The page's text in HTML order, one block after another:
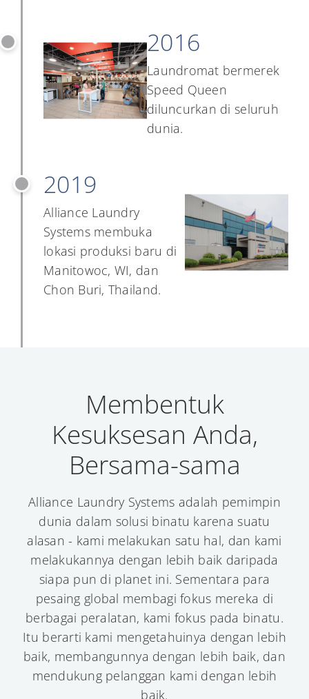
2016
Laundromat bermerek
Speed Queen
diluncurkan di seluruh
dunia.
2019
Alliance Laundry
Systems membuka
lokasi produksi baru di
Manitowoc, WI, dan
Chon Buri, Thailand.
Membentuk
Kesuksesan Anda,
Bersama-sama
Alliance Laundry Systems adalah pemimpin
dunia dalam solusi binatu karena suatu
alasan - kami melakukan satu hal, dan kami
melakukannya dengan lebih baik daripada
siapa pun di planet ini. Sementara para
pesaing global membagi fokus mereka di
berbagai peralatan, kami fokus pada binatu.
Itu berarti kami mengetahuinya dengan lebih
baik, membangunnya dengan lebih baik, dan
mendukung pelanggan kami dengan lebih
baik.